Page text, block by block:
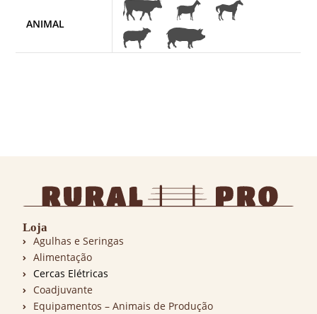
ANIMAL
Loja
Agulhas e Seringas
Alimentação
Cercas Elétricas
Coadjuvante
Equipamentos – Animais de Produção